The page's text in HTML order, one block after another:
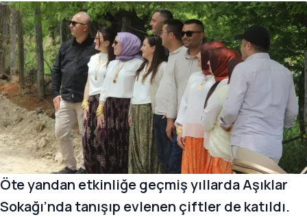
Öte yandan etkinliğe geçmiş yıllarda Aşıklar
Sokağı’nda tanışıp evlenen çiftler de katıldı.